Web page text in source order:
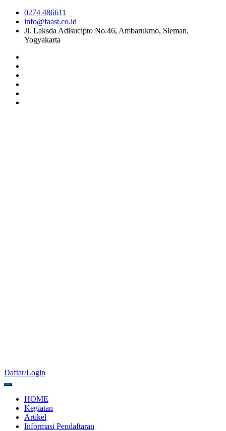
0274 486611
info@faast.co.id
Jl. Laksda Adisucipto No.46, Ambarukmo, Sleman,
Yogyakarta
Daftar/Login
HOME
Kegiatan
Artikel
Informasi Pendaftaran